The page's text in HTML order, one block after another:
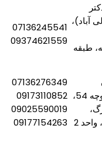
آباد)،
طبقه
07136245541
09374621559
قصردشت، کوچه 54،
2
07136276349
09173110852
09025590019
09177154263